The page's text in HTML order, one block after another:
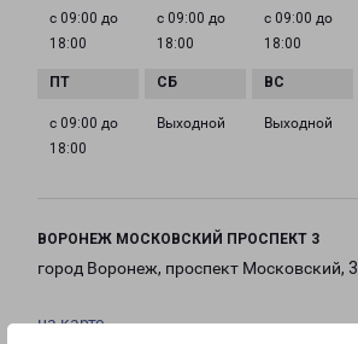
с 09:00 до
18:00
с 09:00 до
18:00
с 09:00 до
18:00
с 09:00 до
18:00
Выходной Выходной
ВОРОНЕЖ МОСКОВСКИЙ ПРОСПЕКТ 3
город Воронеж, проспект Московский, 3
на карте